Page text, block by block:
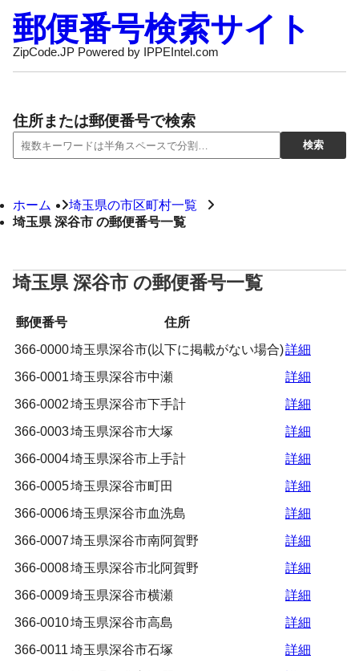
郵便番号検索サイト
ZipCode.JP Powered by IPPEIntel.com
住所または郵便番号で検索
ホーム
埼玉県の市区町村一覧
埼玉県 深谷市 の郵便番号一覧
埼玉県 深谷市 の郵便番号一覧
郵便番号
住所
366-0000埼玉県深谷市(以下に掲載がない場合)詳細
366-0001埼玉県深谷市中瀬
詳細
366-0002埼玉県深谷市下手計
詳細
366-0003埼玉県深谷市大塚
詳細
366-0004埼玉県深谷市上手計
詳細
366-0005埼玉県深谷市町田
詳細
366-0006埼玉県深谷市血洗島
詳細
366-0007埼玉県深谷市南阿賀野
詳細
366-0008埼玉県深谷市北阿賀野
詳細
366-0009埼玉県深谷市横瀬
詳細
366-0010埼玉県深谷市高島
詳細
366-0011 埼玉県深谷市石塚
詳細